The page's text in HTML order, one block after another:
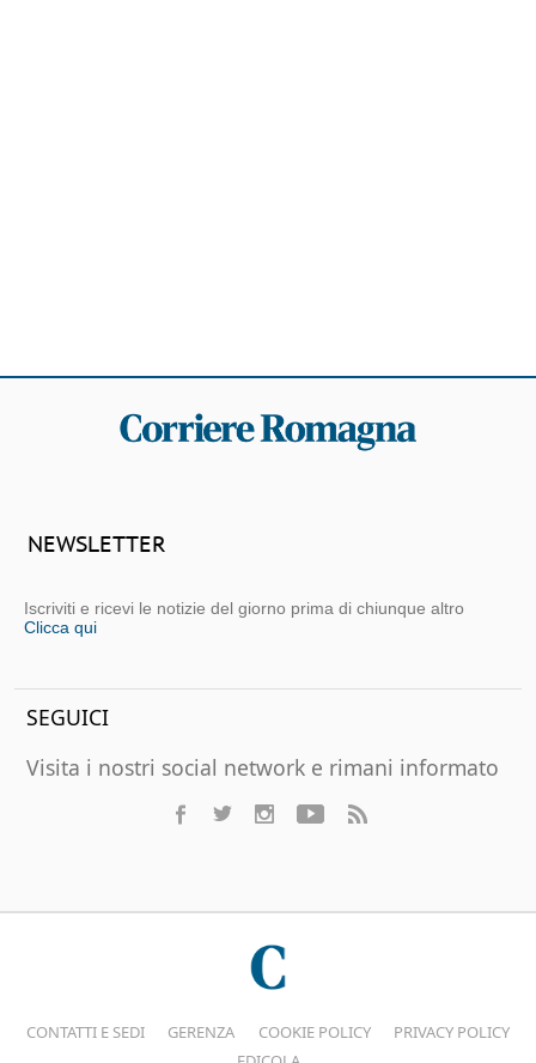
NEWSLETTER
Iscriviti e ricevi le notizie del giorno prima di chiunque altro
Clicca qui
SEGUICI
Visita i nostri social network e rimani informato
CONTATTI E SEDI GERENZA COOKIE POLICY
PRIVACY POLICY